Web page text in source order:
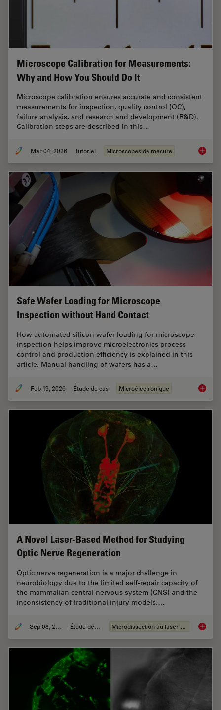
Microscope Calibration for Measurements:
Why and How You Should Do It
Microscope calibration ensures accurate and consistent
measurements for inspection, quality control (QC),
failure analysis, and research and development (R&D).
Calibration steps are described in this…
Mar 04, 2026 Tutoriel Microscopes de mesure
Safe Wafer Loading for Microscope
Inspection without Hand Contact
How automated silicon wafer loading for microscope
inspection helps improve microelectronics process
control and production efficiency is explained in this
article. Manual handling of wafers has a…
Feb 19, 2026 Étude de cas Microélectronique Safe
A Novel Laser-Based Method for Studying
Optic Nerve Regeneration
Optic nerve regeneration is a major challenge in
neurobiology due to the limited self-repair capacity of
the mammalian central nervous system (CNS) and the
inconsistency of traditional injury models.…
Sep 08, 2025 Étude de cas Microdissection au laser (LMD) A